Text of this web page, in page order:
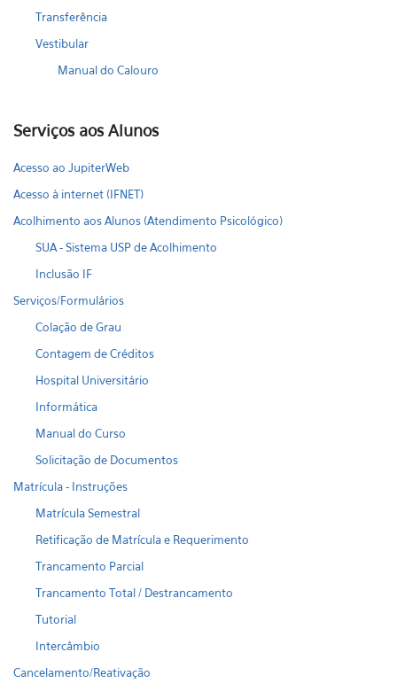
Transferência
Vestibular
Manual do Calouro
Serviços aos Alunos
Acesso ao JupiterWeb
Acesso à internet (IFNET)
Acolhimento aos Alunos (Atendimento Psicológico)
SUA - Sistema USP de Acolhimento
Inclusão IF
Serviços/Formulários
Colação de Grau
Contagem de Créditos
Hospital Universitário
Informática
Manual do Curso
Solicitação de Documentos
Matrícula - Instruções
Matrícula Semestral
Retificação de Matrícula e Requerimento
Trancamento Parcial
Trancamento Total / Destrancamento
Tutorial
Intercâmbio
Cancelamento/Reativação